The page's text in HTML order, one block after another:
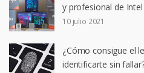
y profesional de
10 julio 2021
¿Cómo consigue el
identificarte sin